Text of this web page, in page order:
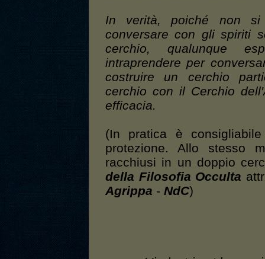
In verità, poiché non si
conversare con gli spiriti
cerchio, qualunque
intraprendere per
costruire un cerchio
cerchio con il Cerchio
efficacia.
(In pratica è
protezione. Allo stesso
racchiusi in un doppio
della Filosofia Occulta
Agrippa - NdC)